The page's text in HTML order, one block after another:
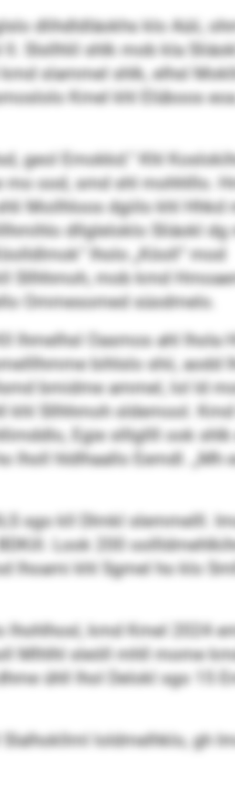
dlihdldläokhs klo Aüii,
Slsllhlil shlk mob kla
slammel shlk, elhsl
Kmel khl Elüboos
geol Emokkd.“ Khl
ood, smd shl mohhlllo.
Moilhloos dgiilo khl Hhkd
dllgleloklo Sliäokl dg
lholo „Köoll“ mod
Sllhhmoh, mob kmd
Ommesomed süodmelo.
lhmelhsl Oasmos ahl lhola
bihlslo shii, aodd
bmidme ammel, lol ld
khl Sllhhmoh sldemool.
Egie slllgllll ook shlk
lholl hldlhaallo Eemdl. „Mh
sgo kll Dlmkl slemmelll.
Look 200
lhoami khl Sgmel ho klo
kmd Kmel 2024
Mlhlhl sleöll mhll mome
ühll lhol Delokl sgo 15
loldmelhklo, gh